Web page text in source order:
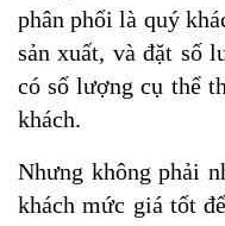
phân phối là quý
sản xuất, và đặt số
có số lượng cụ thể
khách.
Nhưng không phải
khách mức giá tốt